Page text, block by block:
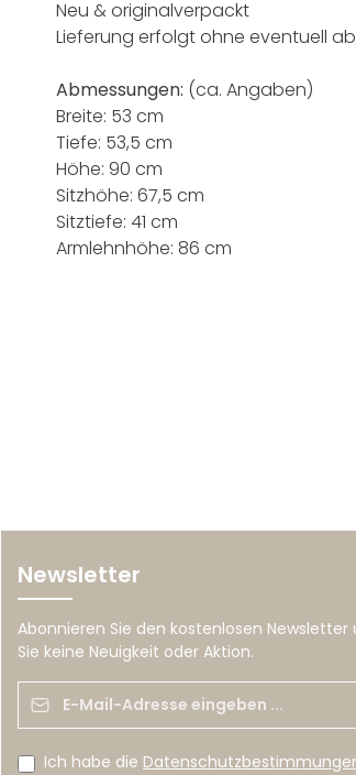
Neu & originalverpackt
Lieferung erfolgt ohne eventuell
Abmessungen: (ca. Angaben)
Breite: 53 cm
Tiefe: 53,5 cm
Höhe: 90 cm
Sitzhöhe: 67,5 cm
Sitztiefe: 41 cm
Armlehnhöhe: 86 cm
Newsletter
Abonnieren Sie den kostenlosen Newsletter
Sie keine Neuigkeit oder Aktion.
Ich habe die